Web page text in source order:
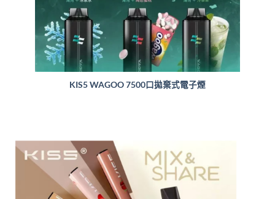
KIS5 WAGOO 7500口拋棄式電子煙